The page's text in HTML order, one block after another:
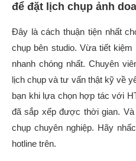
để đặt lịch chụp ảnh
Đây là cách thuận tiện nhất
chụp bên studio. Vừa tiết
nhanh chóng nhất. Chuyên
lịch chụp và tư vấn thật kỹ về
bạn khi lựa chọn hợp tác với
đã sắp xếp được thời gian.
chụp chuyên nghiệp. Hãy
hotline trên.